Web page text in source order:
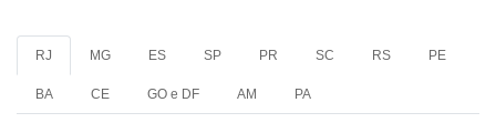
RJ MG ES SP PR SC RS PE
BA CE GO e DF AM PA